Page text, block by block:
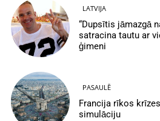
LATVIJA
“Dupsītis jāmazgā
satracina tautu ar
ģimeni
PASAULĒ
Francija rīkos
simulāciju